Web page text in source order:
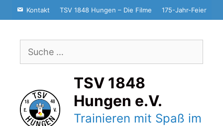
Zum
Kontakt TSV 1848 Hungen – Die Filme 175-Jahr-Feier
Suche
nach:
TSV 1848
Hungen e.V.
Trainieren mit Spaß im